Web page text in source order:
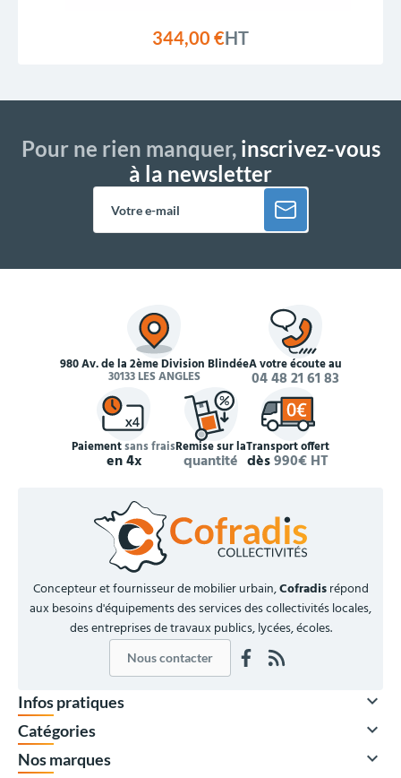
344,00 €HT
Pour ne rien manquer,inscrivez-vous
à la newsletter
980 Av. de la 2ème Division Blindée
30133 LES ANGLES
À votre écoute au
04 48 21 61 83
Paiementsans frais
en 4x
Remise sur la
quantité
Transport offert
dès990€ HT
Concepteur et fournisseur de mobilier urbain,Cofradisrépond
aux besoins d'équipements des services des collectivités locales,
des entreprises de travaux publics, lycées, écoles.
Nous contacter
Infos pratiques 
Catégories 
Nos marques
